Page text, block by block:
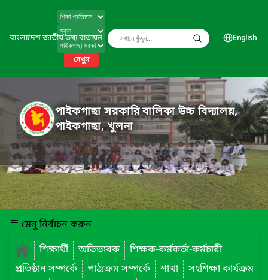
বাংলাদেশ জাতীয় তথ্য বাতায়ন
দেখুন
English
পাইকগাছা সরকারি বালিকা উচ্চ বিদ্যালয়,
পাইকগাছা, খুলনা
মেনু নির্বাচন করুন
শিক্ষার্থী
অভিভাবক
শিক্ষক-কর্মকর্তা-কর্মচারী
প্রতিষ্ঠান সম্পর্কে
পাঠ্যক্রম সম্পর্কে শাখা
সহশিক্ষা কার্যক্রম